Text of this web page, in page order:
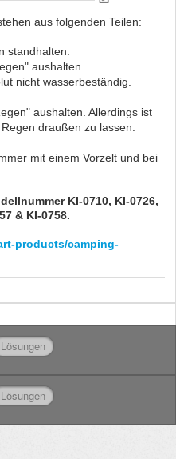
aus folgenden Teilen:
standhalten.
aushalten.
nicht wasserbeständig.
aushalten. Allerdings ist
draußen zu lassen.
mit einem Vorzelt und bei
KI-0710, KI-0726,
& KI-0758.
products/camping-
Lösungen
Lösungen